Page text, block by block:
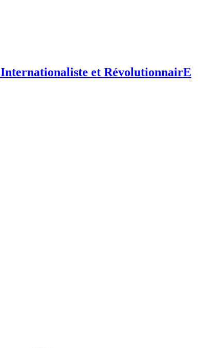
Internationaliste et RévolutionnairE